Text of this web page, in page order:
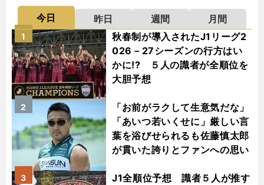
今日 昨日 週間
月間
秋春制が導入されたJ1リーグ2
026－27シーズンの行方はい
かに!? ５人の識者が全順位を
大胆予想
1
「お前がラクして生意気だな」
「あいつ若いくせに」厳しい言
葉を浴びせられるも佐藤慎太郎
が貫いた誇りとファンへの思い
2
J1全順位予想 識者５人が推す
3